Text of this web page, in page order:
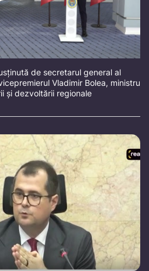
de secretarul general al
Vladimir Bolea, ministru
și dezvoltării regionale